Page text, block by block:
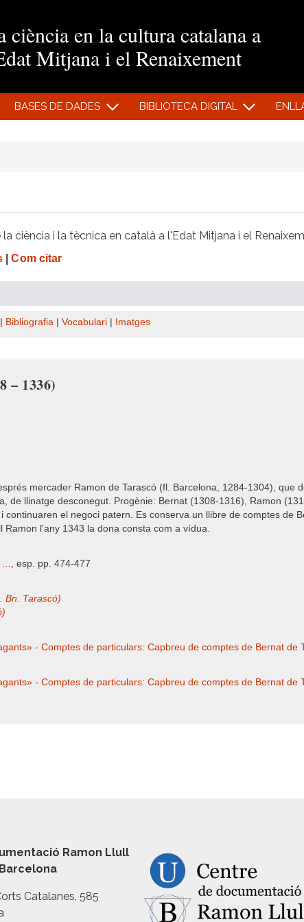
ciència en la cultura catalana a
Mitjana i el Renaixement
BASES DE DADES BIBLIOTECA DIGITAL
ciència i la tècnica en català a l'Edat Mitjana i el
| Com citar
Bibliografia Vocabulari Imatges
– 1336)
mercader Ramon de Tarascó (fl. Barcelona, 1284-1304), que
de llinatge desconegut. Progènie: Bernat (1308-1316), Ramon
el negoci patern. Es conserva un llibre de comptes de
l'any 1343 la dona consta com a vídua.
, esp. pp. 474-477
Bn. Tarascó)
- Comptes de particulars: Capbreu de comptes de Bernat de
- Comptes de particulars: Capbreu de comptes de Bernat de
Ramon Llull
Catalanes, 585